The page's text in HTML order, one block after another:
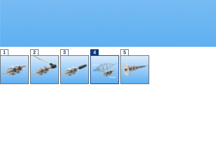
1 2 3 4 5